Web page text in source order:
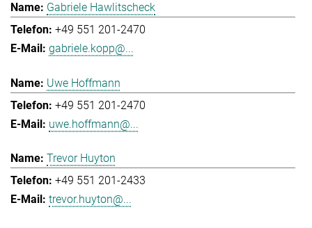
Gabriele Hawlitscheck
+49 551 201-2470
gabriele.kopp@...
Uwe Hoffmann
+49 551 201-2470
uwe.hoffmann@...
Trevor Huyton
+49 551 201-2433
trevor.huyton@...